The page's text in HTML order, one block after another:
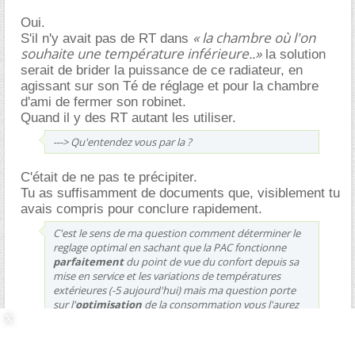
Oui.
S'il n'y avait pas de RT dans « la chambre où l'on
souhaite une température inférieure..»la solution
serait de brider la puissance de ce radiateur, en
agissant sur son Té de réglage et pour la chambre
d'ami de fermer son robinet.
Quand il y des RT autant les utiliser.
---> Qu'entendez vous par la ?
C'était de ne pas te précipiter.
Tu as suffisamment de documents que, visiblement tu
avais compris pour conclure rapidement.
C'est le sens de ma question comment déterminer le
reglage optimal en sachant que la PAC fonctionne
parfaitementdu point de vue du confort depuis sa
mise en service et les variations de températures
extérieures (-5 aujourd'hui) mais ma question porte
sur l'optimisation de la consommation vous l'aurez